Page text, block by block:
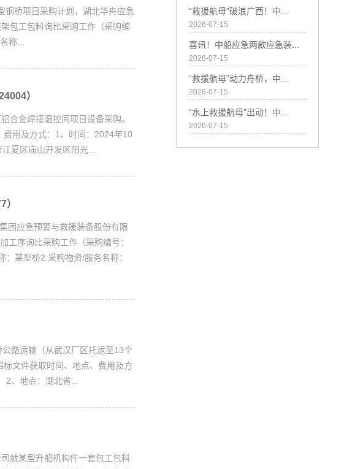
目采购计划，湖北华舟应急
包工包料询比采购工作（采购编
称...
）
金焊接温控间项目设备采购。
用及方式：1、时间：2024年10
区庙山开发区阳光...
团应急预警与救援装备股份有限
工序询比采购工作（采购编号：
某型桥2.采购物资/服务名称：
路运输（从武汉厂区托运至13个
文件获取时间、地点、费用及方
地点：湖北省...
就某型升船机构件一套包工包料
“救援航母”破浪广西！中...
2026-07-15
喜讯！中船应急两款应急装...
2026-07-15
“救援航母”动力舟桥，中...
2026-07-15
“水上救援航母”出动！中...
2026-07-15